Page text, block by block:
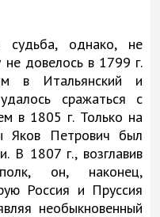
судьба, однако, не
не довелось в 1799 г.
в Итальянский и
сражаться с
в 1805 г. Только на
Яков Петрович был
В 1807 г., возглавив
полк, он, наконец,
Россия и Пруссия
необыкновенный